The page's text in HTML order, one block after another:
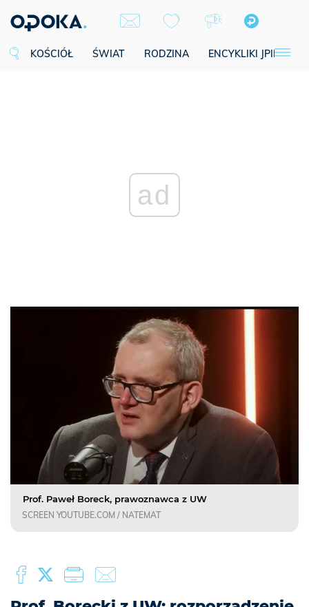
KOŚCIÓŁ ŚWIAT RODZINA ENCYKLIKI JPII
ad
Prof. Paweł Boreck, prawoznawca z UW
SCREEN YOUTUBE.COM / NATEMAT